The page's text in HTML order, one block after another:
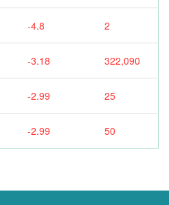
-4.8 2
-3.18 322,090
-2.99 25
-2.99 50